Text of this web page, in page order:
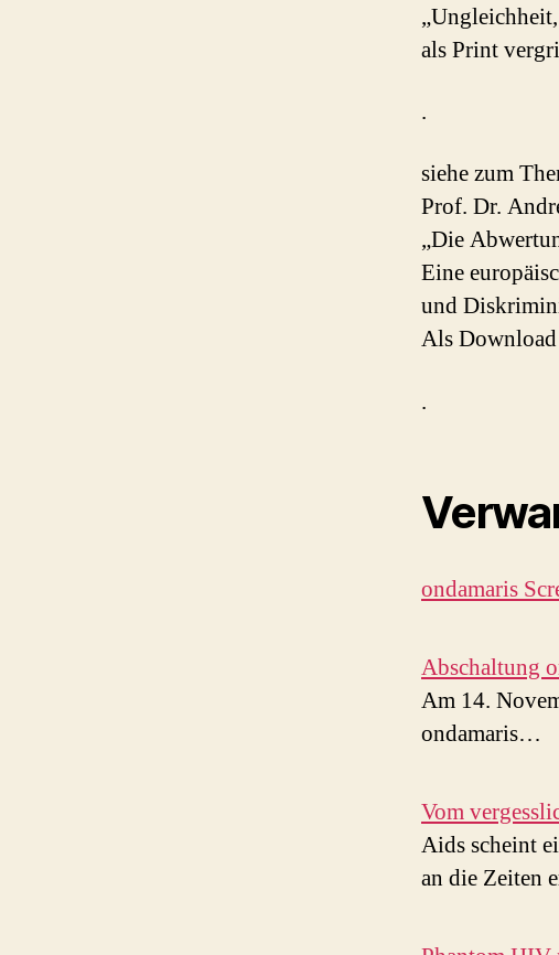
als Print
.
siehe zum
Prof. Dr.
„Die
Eine
und
Als
.
ondamaris
Abschaltung
Am 14.
ondamaris…
Vom
Aids scheint
an die Zeiten